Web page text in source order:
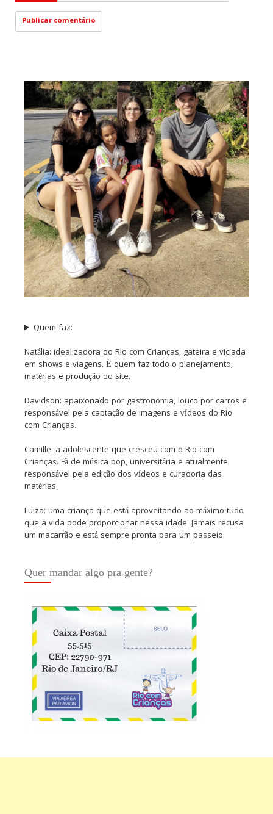
Quem faz:
Natália: idealizadora do Rio com Crianças, gateira e viciada
em shows e viagens. É quem faz todo o planejamento,
matérias e produção do site.
Davidson: apaixonado por gastronomia, louco por carros e
responsável pela captação de imagens e vídeos do Rio
com Crianças.
Camille: a adolescente que cresceu com o Rio com
Crianças. Fã de música pop, universitária e atualmente
responsável pela edição dos vídeos e curadoria das
matérias.
Luiza: uma criança que está aproveitando ao máximo tudo
que a vida pode proporcionar nessa idade. Jamais recusa
um macarrão e está sempre pronta para um passeio.
Quer mandar algo pra gente?